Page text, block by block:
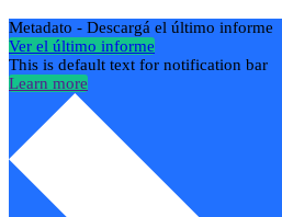
Metadato - Descargá el último informe
Ver el último informe
This is default text for notification bar
Learn more